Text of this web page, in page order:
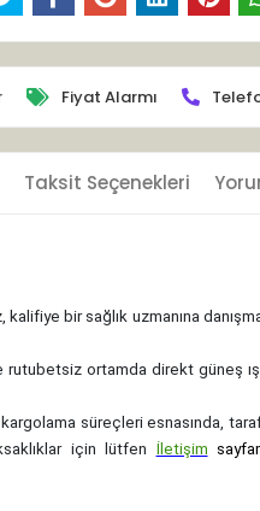
Fiyat Alarmı
Taksit Seçenekleri
bir sağlık uzmanına
ortamda direkt güneş
süreçleri esnasında,
için lütfen İletişim